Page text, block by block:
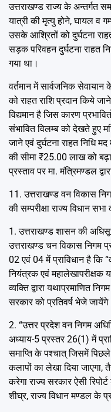
उत्तराखण्ड राज्य के अन्तर्गत
यात्री की मृत्यु होने, घायल व
उसके आश्रितों को दुर्घटना
सड़क परिवहन दुर्घटना राहत
गया था।
वर्तमान में सार्वजनिक सेवायान
को राहत राशि प्रदान किये
विद्यमान है जिस कारण
संभावित विलम्ब को देखते हुए
जाने एवं दुर्घटना राहत निधि
की सीमा ₹25.00 लाख को
प्रस्ताव पर मा. मंत्रिमण्डल
11. उत्तराखण्ड वन विकास
की सम्परीक्षा राज्य विधान
1. उत्तराखण्ड शासन की
उत्तराखण्ड चन विकास निगम
02 एवं 04 में प्राविधान है कि
नियंत्रक एवं महालेखापरीक्षक
व्यक्ति द्वारा यथाप्रमाणित
सरकार को प्रतिवर्ष भेजे
2. “उत्तर प्रदेश वन निगम
अध्याय-5 प्रस्तर 26(1) में
समाप्ति के पश्चात् जिसमें पिछले
कलापों का लेखा दिया
करेगा राज्य सरकार ऐसी
शीघ्र, राज्य विधान मण्डल के